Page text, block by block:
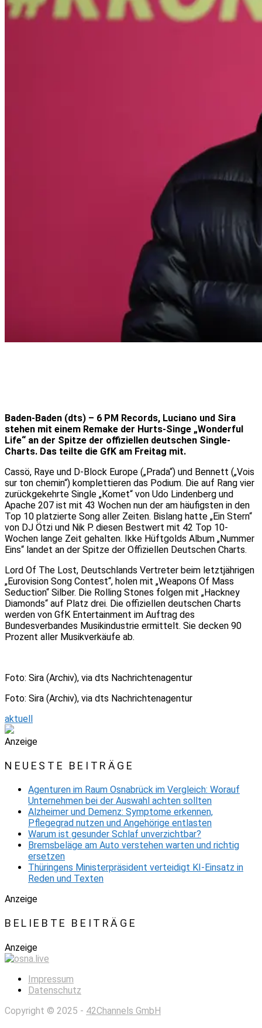
Baden-Baden (dts) – 6 PM Records, Luciano und Sira
stehen mit einem Remake der Hurts-Singe „Wonderful
Life“ an der Spitze der offiziellen deutschen Single-
Charts. Das teilte die GfK am Freitag mit.
Cassö, Raye und D-Block Europe („Prada“) und Bennett („Vois
sur ton chemin“) komplettieren das Podium. Die auf Rang vier
zurückgekehrte Single „Komet“ von Udo Lindenberg und
Apache 207 ist mit 43 Wochen nun der am häufigsten in den
Top 10 platzierte Song aller Zeiten. Bislang hatte „Ein Stern“
von DJ Ötzi und Nik P. diesen Bestwert mit 42 Top 10-
Wochen lange Zeit gehalten. Ikke Hüftgolds Album „Nummer
Eins“ landet an der Spitze der Offiziellen Deutschen Charts.
Lord Of The Lost, Deutschlands Vertreter beim letztjährigen
„Eurovision Song Contest“, holen mit „Weapons Of Mass
Seduction“ Silber. Die Rolling Stones folgen mit „Hackney
Diamonds“ auf Platz drei. Die offiziellen deutschen Charts
werden von GfK Entertainment im Auftrag des
Bundesverbandes Musikindustrie ermittelt. Sie decken 90
Prozent aller Musikverkäufe ab.
Foto: Sira (Archiv), via dts Nachrichtenagentur
Foto: Sira (Archiv), via dts Nachrichtenagentur
aktuell
Anzeige
NEUESTE BEITRÄGE
Agenturen im Raum Osnabrück im Vergleich: Worauf
Unternehmen bei der Auswahl achten sollten
Alzheimer und Demenz: Symptome erkennen,
Pflegegrad nutzen und Angehörige entlasten
Warum ist gesunder Schlaf unverzichtbar?
Bremsbeläge am Auto verstehen warten und richtig
ersetzen
Thüringens Ministerpräsident verteidigt KI-Einsatz in
Reden und Texten
Anzeige
BELIEBTE BEITRÄGE
Anzeige
Impressum
Datenschutz
Copyright © 2025 - 42Channels GmbH